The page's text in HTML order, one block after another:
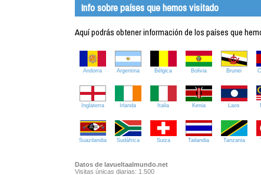
Info sobre países que hemos visitado
Aquí podrás obtener información de los países que
Andorra Argentina Bélgica Bolivia Brunei
Inglaterra Irlanda Italia Kenia Laos
Suazilandia Sudáfrica Suiza Tailandia Tanzania
Datos de lavueltaalmundo.net
Visitas únicas diarias: 1.500